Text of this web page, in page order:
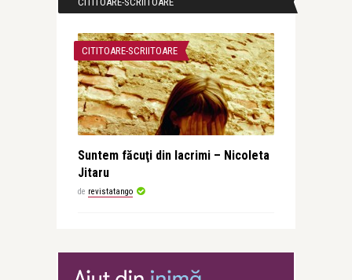
CITITOARE-SCRIITOARE
Suntem făcuţi din lacrimi – Nicoleta
Jitaru
de revistatango